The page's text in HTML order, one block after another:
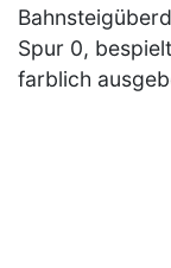
Spur 0,
farblich